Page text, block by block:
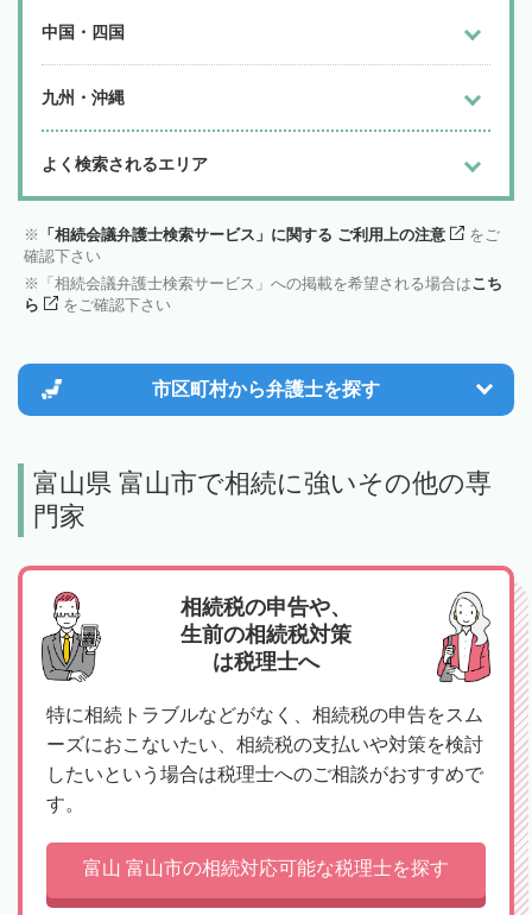
中国・四国
九州・沖縄
よく検索されるエリア
「相続会議弁護士検索サービス」に関する ご利用上の注意
をご
確認下さい
「相続会議弁護士検索サービス」への掲載を希望される場合はこち
ら
をご確認下さい
市区町村から弁護士を探す
富山県 富山市で相続に強いその他の専
門家
相続税の申告や、
生前の相続税対策
は税理士へ
特に相続トラブルなどがなく、相続税の申告をスム
ーズにおこないたい、相続税の支払いや対策を検討
したいという場合は税理士へのご相談がおすすめで
す。
富山 富山市の相続対応可能な税理士を探す